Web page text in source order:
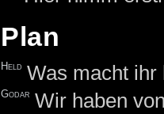
Plan
Held Was macht ihr
Godar Wir haben